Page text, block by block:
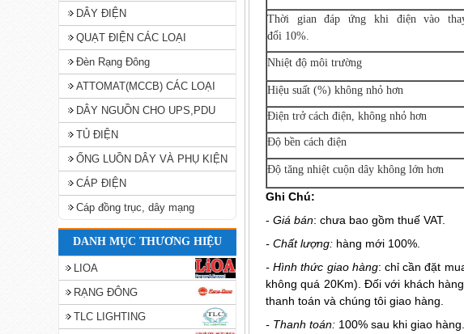
DÂY ĐIỆN
QUẠT ĐIỆN CÁC LOẠI
Đèn Rạng Đông
ATTOMAT(MCCB) CÁC LOẠI
DÂY NGUỒN CHO UPS,PDU
TỦ ĐIỆN
ỐNG LUỒN DÂY VÀ PHỤ KIỆN
CÁP ĐIỆN
Cáp đồng trục, dây mạng
DANH MỤC THƯƠNG HIỆU
LIOA
RẠNG ĐÔNG
TLC LIGHTING
Thời gian đáp ứng khi điện vào
đổi 10%.
Nhiệt độ môi trường
Hiệu suất (%) không nhỏ hơn
Điện trở cách điện, không nhỏ hơn
Độ bền cách điện
Độ tăng nhiệt cuộn dây không lớn hơn
Ghi Chú:
- Giá bán: chưa bao gồm thuế VAT.
- Chất lượng: hàng mới 100%.
- Hình thức giao hàng: chỉ cần đặt
không quá 20Km). Đối với khách
thanh toán và chúng tôi giao hàng.
- Thanh toán: 100% sau khi giao hàng.